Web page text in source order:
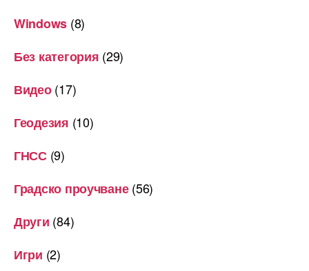
Windows (8)
Без категория (29)
Видео(17)
Геодезия (10)
ГНСС(9)
Градско проучване(56)
Други (84)
Игри (2)